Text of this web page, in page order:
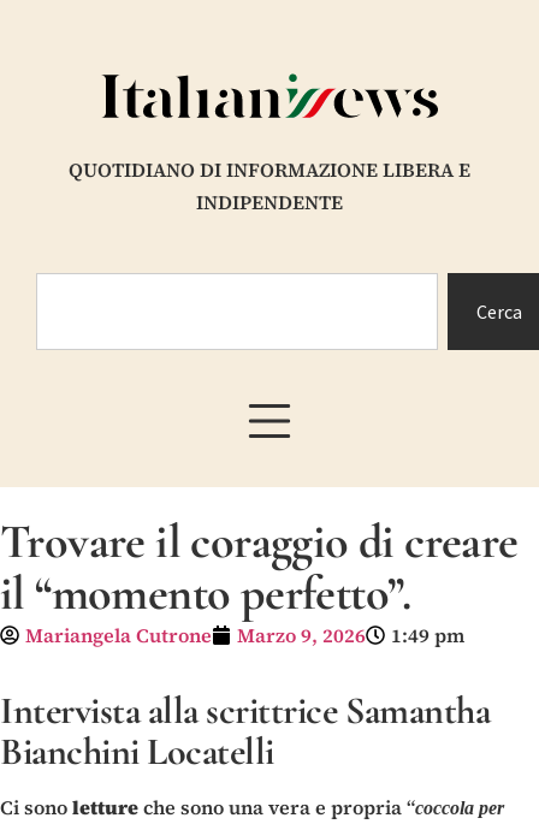
QUOTIDIANO DI INFORMAZIONE LIBERA E
INDIPENDENTE
Cerca
Trovare il coraggio di creare
il “momento perfetto”.
Mariangela Cutrone Marzo 9, 2026 1:49 pm
Intervista alla scrittrice Samantha
Bianchini Locatelli
Ci sonolettureche sono una vera e propria “coccola per